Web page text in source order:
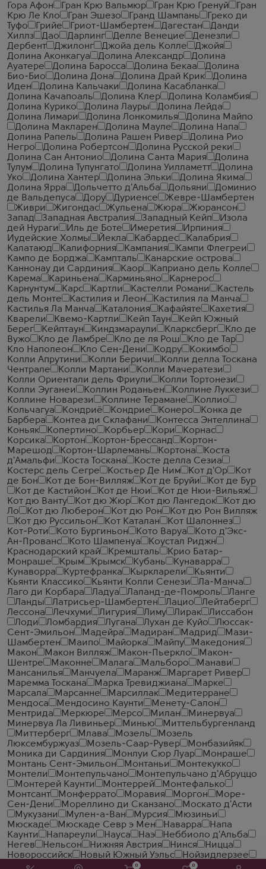
0 0
Гора Афон
Гран Крю Вальмюр Гран Крю Гренуй
Гран
Крю Ле Кло
Гран Эшезо Гранд Шампань
Греко ди
Туфо
Грийе Гриот-Шамбертен Дагестан
Данди
Хиллз
Дао Дарлинг Делле Венецие
Денезли
Дербент
Джилонг Джойа дель Колле
Джойя
Долина Аконкагуа
Долина Александр
Долина
Ауатере
Долина Баросса Долина Бекаа
Долина
Био-Био
Долина Дона Долина Драй Крик
Долина
Иден
Долина Кальчаки
Долина Касабланка
Долина Качапоаль
Долина Клер
Долина Коламбия
Долина Курико
Долина Лауры
Долина Лейда
Долина Лимари
Долина Лонкомилья
Долина Майпо
Долина Макларен
Долина Мауле
Долина Напа
Долина Рапель
Долина Рашен Ривер
Долина Рио
Негро
Долина Робертсон
Долина Русской реки
Долина Сан Антонио
Долина Санта Мария
Долина
Тулум
Долина Тупунгато Долина Уилламетт
Долина
Уко
Долина Хантер Долина Эльки
Долина Якима
Долина Ярра
Дольчетто д'Альба Дольяни
Доминио
де Вальдепуса
Дору Дуриенсе
Жевре-Шамбертен
Живри
Жигондас Жульена Жюра
Жюрансон
Запад
Западная Австралия Западный Кейп
Изола
дей Нураги
Иль де Боте Имеретия
Ирпиния
Иудейские Холмы
Йекла Кабардес
Калабрия
Калатаюд
Калифорния Кампания
Кампи Флегреи
Кампо де Борджа
Кампталь
Канарские острова
Каннонау ди Сардиния
Каор
Каприано дель Колле
Карема
Кариньена Карминьяно
Карнерос
Карнунтум
Карс Картли Кастелли Романи
Кастель
дель Монте
Кастилия и Леон
Кастилия ла Манча
Кастилья Ла Манча
Каталония Кафайяте
Кахетия
Кварели
Квемо-Картли Кейп Таун
Кейп Южный
Берег
Кейптаун Киндзмараули Кларксберг
Кло де
Вужо
Кло де Ламбре Кло де ля Рош
Кло де Тар
Кло Наполеон
Кло Сен-Дени Кодру
Кокимбо
Колли Апрутини
Колли Беричи
Колли делла Тоскана
Чентрале
Колли Мартани
Колли Мачератези
Колли Ориентали дель Фриули
Колли Тортонези
Колли Эуганеи
Коллин Роданьен
Коллине Луккези
Коллине Новарези
Коллине Терамане
Коллио
Кольчагуа
Кондриё Кондрие Конеро
Конка де
Барбера
Контеа ди Склафани
Контесса Энтеллина
Коньяк
Копертино Корбьер Кори
Корнас
Корсика
Кортон Кортон-Брессанд
Кортон-
Марешод
Кортон-Шарлемань Кортона
Коста
д'Амальфи
Коста Тоскана
Косте делла Сезиа
Костерс дель Сегре
Костьер Де Ним Кот д'Ор
Кот
де Бон
Кот де Бон-Вилляж Кот де Бруйи
Кот де Бур
Кот де Кастийон
Кот де Нюи
Кот де Нюи-Вильяж
Кот дю Ванту
Кот дю Жюр Кот дю Лангедок
Кот дю
Ло
Кот дю Люберон Кот дю Рон
Кот дю Рон Вилляж
Кот дю Руссильон
Кот Каталан
Кот Шалоннез
Кот-Роти
Кото Бургиньон Кото Варуа
Кото д'Экс-
Ан-Прованс
Кото Шампенуа
Коустал Риджн
Краснодарский край
Кремшталь
Крио Батар-
Монраше
Крым Крымск Кубань
Кунаварра
Кунаворра
Куртефранка Кыркларели
Кьянти
Кьянти Классико
Кьянти Колли Сенези
Ла-Манча
Лаго ди Корбара
Ладуа Лаланд-де-Помроль
Ланге
Ланды
Латрисьер-Шамбертен Лацио
Лейтаберг
Лессона
Лечхуми Лигурия Лиму Лирак
Лиссабон
Лоди
Ломбардия Лугана Лухан де Куйо
Люссак-
Сент-Эмильон
Мадейра Мадиран Мадрид
Мази-
Шамбертен
Маипо Майорка Майпу
Македония
Макон
Макон Вилляж Макон-Пьеркло
Макон-
Шентре
Маконне Малага Мальборо
Манави
Мансанилья
Манчуела Маранж
Маргарет Ривер
Маремма Тоскана
Марка Тревиджиана
Марке
Марсала
Марсанне Марсиллак
Медитерране
Мендоса
Мендосино Каунти
Менету-Салон
Ментрида
Меркюре Мерсо Милан
Минервуа
Минервуа Ла Ливиньер
Минью
Миттельбургенланд
Миттерберг
Млава Мозель
Мозель
Люксембуржуаз
Мозель-Саар-Рувер
Монбазийяк
Моника ди Сардиния
Монлуи Сюр Луар
Монраше
Монтань Сент-Эмильон
Монтаньи
Монтекукко
Монтели
Монтепульчано
Монтепульчано д'Абруццо
Монтерей Каунти
Монтеррей
Монтефалько
Монтсант
Монферрато Моравия Моргон
Море-
Сен-Дени
Мореллино ди Сканзано
Москато д'Асти
Мукузани
Мулен-а-Ван Мурсия
Мюзиньи
Мюскаде
Мюскаде Севр э Мен Наварра
Напа
Каунти
Напареули Науса Наэ
Неббиоло д'Альба
Негев
Нельсон Нижняя Австрия Нинся
Ницца
Новороссийск
Новый Южный Уэльс
Нойзидлерзее
Норд Коаст
Нормандия Ното Нюи-Сен-Жорж Од